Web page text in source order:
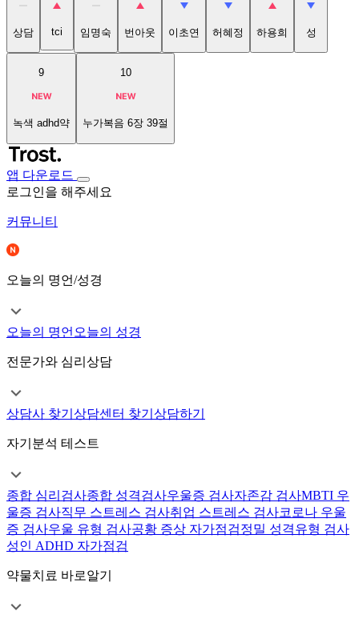
상담 tci 임명숙 번아웃 이초연 허혜정 하용희 성
9
녹색 adhd약
10
누가복음 6장 39절
앱 다운로드
로그인을 해주세요
커뮤니티
오늘의 명언/성경
오늘의 명언 오늘의 성경
전문가와 심리상담
상담사 찾기 상담센터 찾기 상담하기
자기분석 테스트
종합 심리검사종합 성격검사우울증 검사자존감 검사MBTI 우
울증 검사직무 스트레스 검사취업 스트레스 검사코로나 우울
증 검사우울 유형 검사공황 증상 자가점검정밀 성격유형 검사
성인 ADHD 자가점검
약물치료 바로알기